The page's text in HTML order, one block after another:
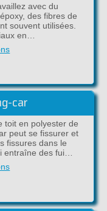
avec du
des fibres de
souvent utilisées.
en…
car
toit en polyester de
peut se fissurer et
fissures dans le
entraîne des fui…